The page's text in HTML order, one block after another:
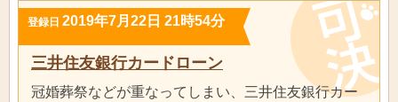
登録日 2019年7月22日 21時54分
三井住友銀行カードローン
冠婚葬祭などが重なってしまい、三井住友銀行カー